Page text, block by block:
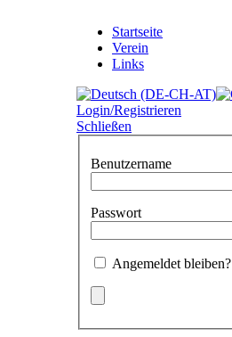
Startseite
Verein
Links
Login/Registrieren
Schließen
Benutzername
Passwort
Angemeldet bleiben?